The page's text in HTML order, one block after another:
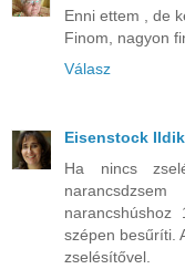
Enni ettem , de
Finom, nagyon
Válasz
Eisenstock
Ha nincs
szépen besűríti.
zselésítővel.